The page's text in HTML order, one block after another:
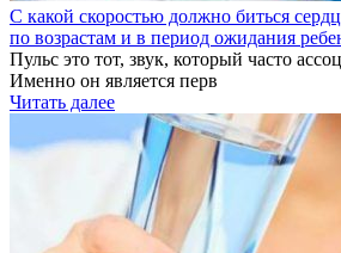
С какой скоростью должно биться
по возрастам и в период ожидания
Пульс это тот, звук, который часто
Именно он является перв
Читать далее